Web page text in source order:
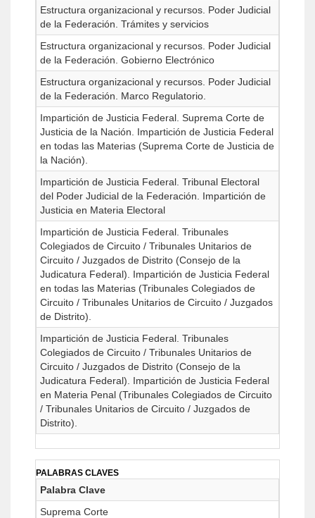
Estructura organizacional y recursos. Poder Judicial
de la Federación. Trámites y servicios
Estructura organizacional y recursos. Poder Judicial
de la Federación. Gobierno Electrónico
Estructura organizacional y recursos. Poder Judicial
de la Federación. Marco Regulatorio.
Impartición de Justicia Federal. Suprema Corte de
Justicia de la Nación. Impartición de Justicia Federal
en todas las Materias (Suprema Corte de Justicia de
la Nación).
Impartición de Justicia Federal. Tribunal Electoral
del Poder Judicial de la Federación. Impartición de
Justicia en Materia Electoral
Impartición de Justicia Federal. Tribunales
Colegiados de Circuito / Tribunales Unitarios de
Circuito / Juzgados de Distrito (Consejo de la
Judicatura Federal). Impartición de Justicia Federal
en todas las Materias (Tribunales Colegiados de
Circuito / Tribunales Unitarios de Circuito / Juzgados
de Distrito).
Impartición de Justicia Federal. Tribunales
Colegiados de Circuito / Tribunales Unitarios de
Circuito / Juzgados de Distrito (Consejo de la
Judicatura Federal). Impartición de Justicia Federal
en Materia Penal (Tribunales Colegiados de Circuito
/ Tribunales Unitarios de Circuito / Juzgados de
Distrito).
PALABRAS CLAVES
Palabra Clave
Suprema Corte